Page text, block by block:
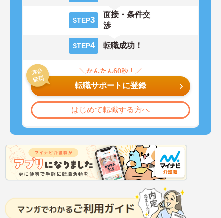
STEP3
面接・条件交
渉
STEP4 転職成功！
転職サポートに登録
はじめて転職する方へ